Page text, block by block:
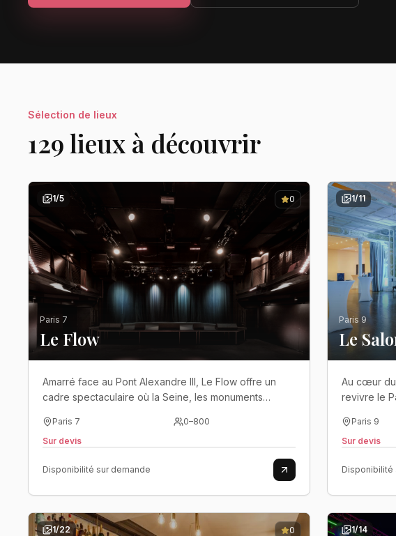
Sélection de lieux
129lieux à découvrir
1/5 0
Paris 7
Le Flow
Amarré face au Pont Alexandre III, Le Flow offre un
cadre spectaculaire où la Seine, les monuments
contemporaine se rencontrent pour donner une
dimension unique à vos événements..
Paris 7 0–800
Sur devis
Disponibilité sur demande
1/11
Paris 9
Le
Au cœur du
revivre le
Paris 9
Sur devis
Disponibilité
1/22 0 1/14